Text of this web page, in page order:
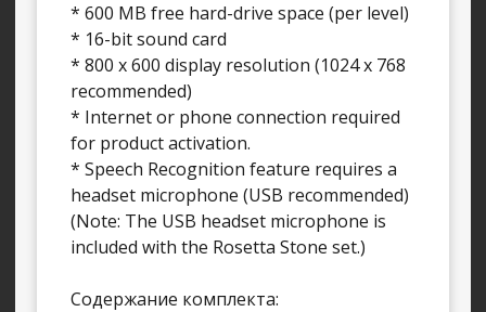
* 600 MB free hard-drive space (per level)
* 16-bit sound card
* 800 x 600 display resolution (1024 x 768
recommended)
* Internet or phone connection required
for product activation.
* Speech Recognition feature requires a
headset microphone (USB recommended)
(Note: The USB headset microphone is
included with the Rosetta Stone set.)
Содержание комплекта: